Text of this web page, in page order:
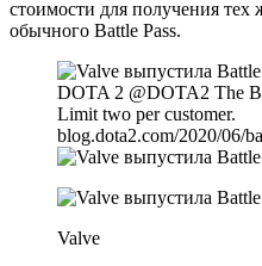
стоимости для получения тех
обычного Battle Pass.
DOTA 2 @DOTA2 The
Limit two per customer.
blog.dota2.com/2020/06/
Valve